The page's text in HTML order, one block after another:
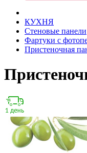
КУХНЯ
Стеновые панели
Фартуки с
Пристеночная